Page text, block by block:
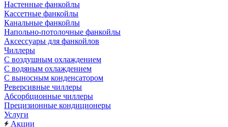
Настенные фанкойлы
Кассетные фанкойлы
Канальные фанкойлы
Напольно-потолочные фанкойлы
Аксессуары для фанкойлов
Чиллеры
С воздушным охлаждением
С водяным охлаждением
С выносным конденсатором
Реверсивные чиллеры
Абсорбционные чиллеры
Прецизионные кондиционеры
Услуги
Акции